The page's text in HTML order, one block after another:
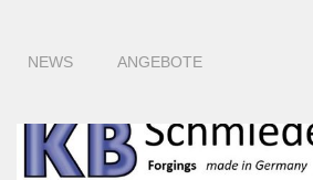
NEWS ANGEBOTE